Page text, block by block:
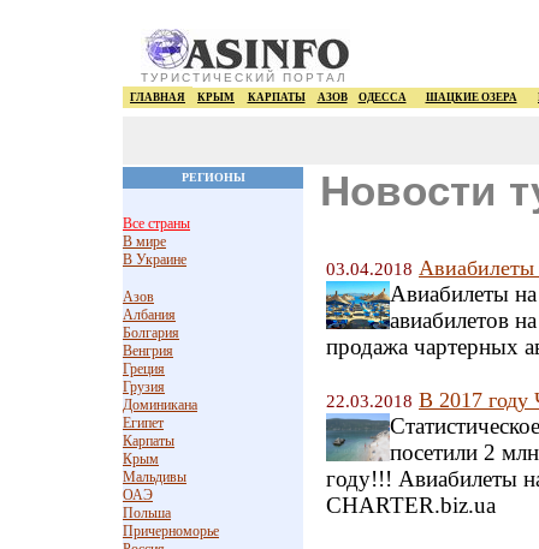
ТУРИСТИЧЕСКИЙ ПОРТАЛ
ГЛАВНАЯ КРЫМ КАРПАТЫ АЗОВ ОДЕССА ШАЦКИЕ ОЗЕРА
РЕГИОНЫ Новости
Все страны
В мире
В Украине
Азов
Албания
Болгария
Венгрия
Греция
Грузия
Доминикана
Египет
Карпаты
Крым
Мальдивы
ОАЭ
Польша
Причерноморье
03.04.2018
Авиабилеты
авиабилетов
продажа чартерных
22.03.2018 В 2017 году
посетили 2
году!!! Авиабилеты
CHARTER.biz.ua